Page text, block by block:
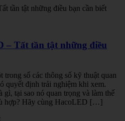
– Tất tần tật những điều
số các thông số kỹ thuật quan
quyết định trải nghiệm khi xem.
tại sao nó quan trọng và làm thế
hợp? Hãy cùng HacoLED […]